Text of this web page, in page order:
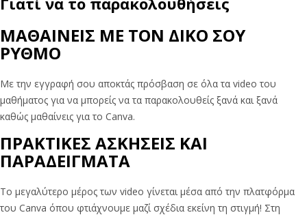
ΜΑΘΑΙΝΕΙΣ ΜΕ ΤΟΝ ΔΙΚΟ ΣΟΥ
ΡΥΘΜΟ
Με την εγγραφή σου αποκτάς πρόσβαση σε όλα τα video του
μαθήματος για να μπορείς να τα παρακολουθείς ξανά και ξανά
καθώς μαθαίνεις για το Canva.
ΠΡΑΚΤΙΚΕΣ ΑΣΚΗΣΕΙΣ ΚΑΙ
ΠΑΡΑΔΕΙΓΜΑΤΑ
Το μεγαλύτερο μέρος των video γίνεται μέσα από την πλατφόρμα
του Canva όπου φτιάχνουμε μαζί σχέδια εκείνη τη στιγμή! Στη